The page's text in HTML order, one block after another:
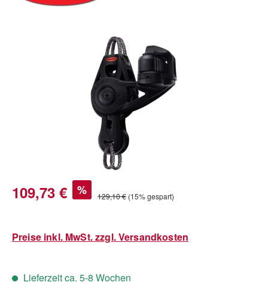
Bildergalerie überspringen
Verkaufspreis:
109,73 € % Regulärer Preis:
129,10 € (15% gespart)
Preise inkl. MwSt. zzgl. Versandkosten
Lieferzeit ca. 5-8 Wochen